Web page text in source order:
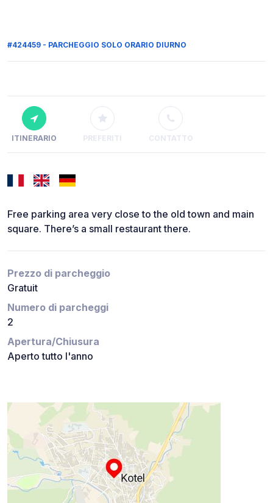
#424459 - PARCHEGGIO SOLO ORARIO DIURNO
ITINERARIO PREFERITI CONTATTO
Free parking area very close to the old town and main
square. There’s a small restaurant there.
Prezzo di parcheggio
Gratuit
Numero di parcheggi
2
Apertura/Chiusura
Aperto tutto l'anno